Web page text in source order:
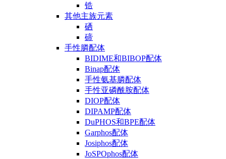
锆
其他主族元素
硒
碲
手性膦配体
BIDIME和BIBOP配体
Binap配体
手性氨基膦配体
手性亚磷酰胺配体
DIOP配体
DIPAMP配体
DuPHOS和BPE配体
Garphos配体
Josiphos配体
JoSPOphos配体